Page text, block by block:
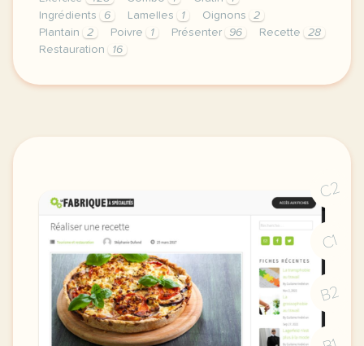
Ingrédients
6 Lamelles 1 Oignons
2
Plantain
2 Poivre 1 Présenter 96 Recette
28
Restauration
16
exercice b1 hotellerie restauration donner une
C2
C1
B2